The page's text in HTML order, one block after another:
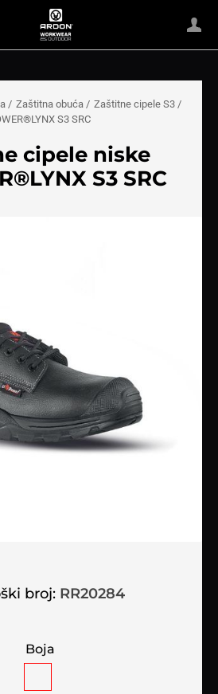
/ Zaštitna obuća / Zaštitne cipele S3 /
S3 SRC
cipele niske
S3 SRC
broj: RR20284
Boja